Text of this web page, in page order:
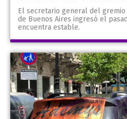
El secretario general del
de Buenos Aires ingresó el
encuentra estable.